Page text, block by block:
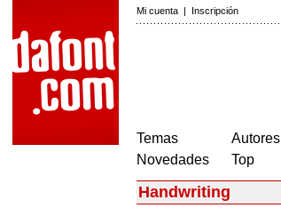
Mi cuenta | Inscripción
Temas
Novedades
Autores
Top
Handwriting